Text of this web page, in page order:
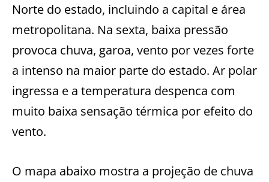
Norte do estado, incluindo a capital e área
metropolitana. Na sexta, baixa pressão
provoca chuva, garoa, vento por vezes forte
a intenso na maior parte do estado. Ar polar
ingressa e a temperatura despenca com
muito baixa sensação térmica por efeito do
vento.
O mapa abaixo mostra a projeção de chuva